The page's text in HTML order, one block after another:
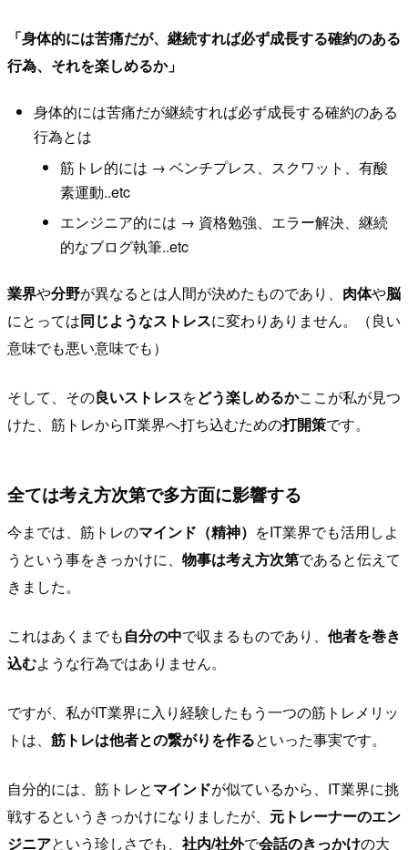
「身体的には苦痛だが、継続すれば必ず成長する確約のある
行為、それを楽しめるか」
身体的には苦痛だが継続すれば必ず成長する確約のある
行為とは
筋トレ的には → ベンチプレス、スクワット、有酸
素運動..etc
エンジニア的には → 資格勉強、エラー解決、継続
的なブログ執筆..etc
業界や分野が異なるとは人間が決めたものであり、 肉体や脳
にとっては同じようなストレスに変わりありません。（良い
意味でも悪い意味でも）
そして、その良いストレスをどう楽しめるかここが私が見つ
けた、筋トレからIT業界へ打ち込むための打開策です。
全ては考え方次第で多方面に影響する
今までは、筋トレのマインド（精神） をIT業界でも活用しよ
うという事をきっかけに、 物事は考え方次第であると伝えて
きました。
これはあくまでも自分の中で収まるものであり、 他者を巻き
込むような行為ではありません。
ですが、私がIT業界に入り経験したもう一つの筋トレメリッ
トは、 筋トレは他者との繋がりを作るといった事実です。
自分的には、筋トレとマインドが似ているから、IT業界に挑
戦するというきっかけになりましたが、 元トレーナーのエン
ジニアという珍しさでも、 社内/社外で会話のきっかけの大